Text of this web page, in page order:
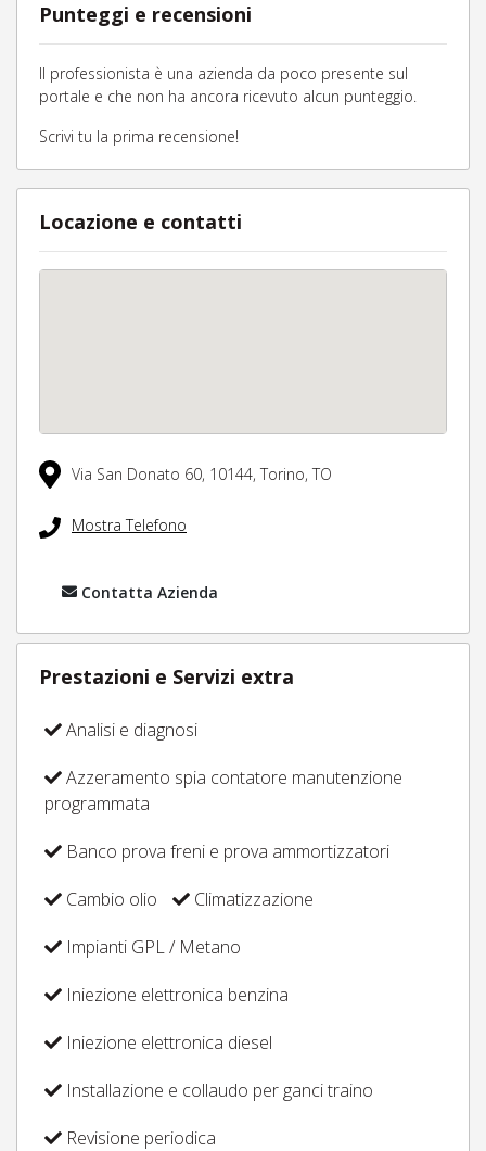
Punteggi e recensioni
Il professionista è una azienda da poco presente sul
portale e che non ha ancora ricevuto alcun punteggio.
Scrivi tu la prima recensione!
Locazione e contatti
Via San Donato 60, 10144, Torino, TO
Mostra Telefono
Contatta Azienda
Prestazioni e Servizi extra
Analisi e diagnosi
Azzeramento spia contatore manutenzione
programmata
Banco prova freni e prova ammortizzatori
Cambio olio
Climatizzazione
Impianti GPL / Metano
Iniezione elettronica benzina
Iniezione elettronica diesel
Installazione e collaudo per ganci traino
Revisione periodica